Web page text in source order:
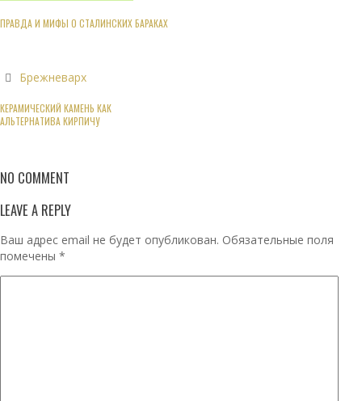
ПРАВДА И МИФЫ О СТАЛИНСКИХ БАРАКАХ
Брежневарх
КЕРАМИЧЕСКИЙ КАМЕНЬ КАК
АЛЬТЕРНАТИВА КИРПИЧУ
NO COMMENT
LEAVE A REPLY
Ваш адрес email не будет опубликован. Обязательные поля
помечены *